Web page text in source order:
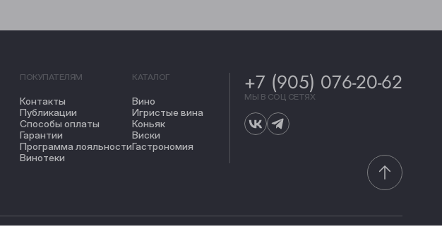
ПОКУПАТЕЛЯМ
Контакты
Публикации
Способы оплаты
Гарантии
Программа лояльности
Винотеки
КАТАЛОГ
Вино
Игристые вина
Коньяк
Виски
Гастрономия
+7 (905) 076-20-62
МЫ В СОЦ СЕТЯХ